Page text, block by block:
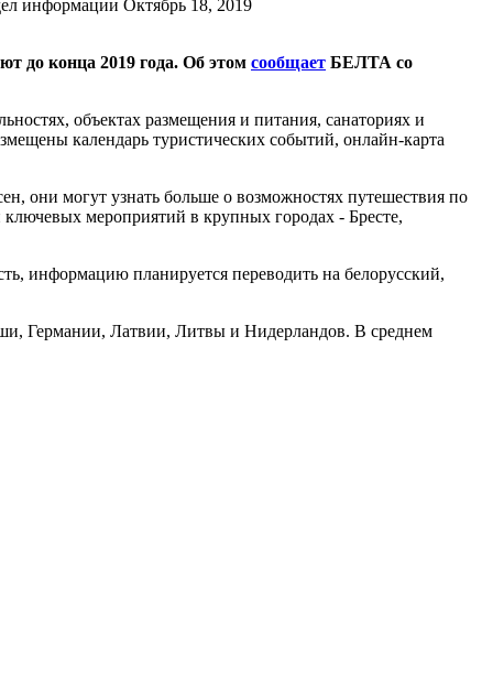
информации Октябрь 18, 2019
до конца 2019 года. Об этом сообщает БЕЛТА со
объектах размещения и питания, санаториях и
календарь туристических событий, онлайн-карта
они могут узнать больше о возможностях путешествия по
мероприятий в крупных городах - Бресте,
информацию планируется переводить на белорусский,
Германии, Латвии, Литвы и Нидерландов. В среднем